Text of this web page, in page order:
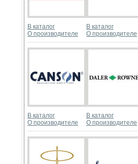
В каталог
О производителе
В каталог
О производителе
В каталог
О производителе
В каталог
О производителе